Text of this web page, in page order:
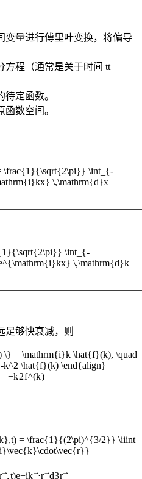
变量进行傅里叶变换，将偏导
方程（通常是关于时间 tt
定函数。
数空间。
\frac{1}{\sqrt{2\pi}} \int_{-
\,\mathrm{d}x
\int_{-
\,\mathrm{d}k
足够快衰减，则
= \mathrm{i}k \hat{f}(k), \quad
\hat{f}(k) \end{align}
= −k2f^(k)
= \frac{1}{(2\pi)^{3/2}} \iiint
, t)e−ik ⋅r d3r